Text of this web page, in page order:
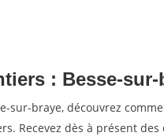
: Besse-sur-
sur-braye, découvrez
Recevez dès à présent des